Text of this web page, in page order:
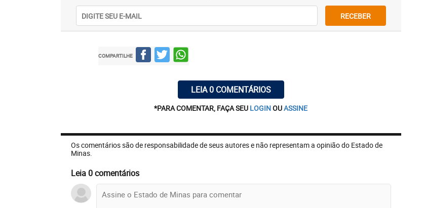
RECEBER
COMPARTILHE
LEIA 0 COMENTÁRIOS
*PARA COMENTAR, FAÇA SEU LOGINOUASSINE
Os comentários são de responsabilidade de seus autores e não representam a opinião do Estado de
Minas.
Leia 0 comentários